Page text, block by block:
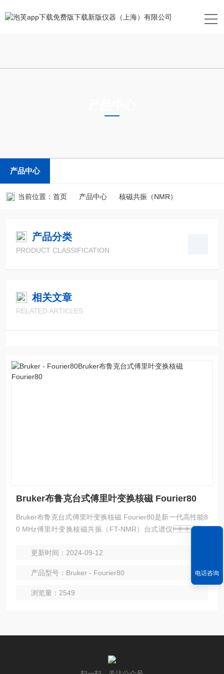
产品中心
当前位置： 首页 产品中心 核磁共振（NMR）
产品分类
PRODUCT CLASSIFICATION
相关文章
RELATED ARTICLES
Bruker布鲁克台式傅里叶变换核磁 Fourier80
Bruker布鲁克台式傅里叶变换核磁 Fourier80是新一代高性能8
0 MHz傅里叶变换核磁共振（FT-NMR）台式谱仪，
聚合物及电池电解液方面的研究，常规分析，
更新时间：2024-09-12
产品型号：Bruker - Fourier80
浏览量：2549
电话咨询